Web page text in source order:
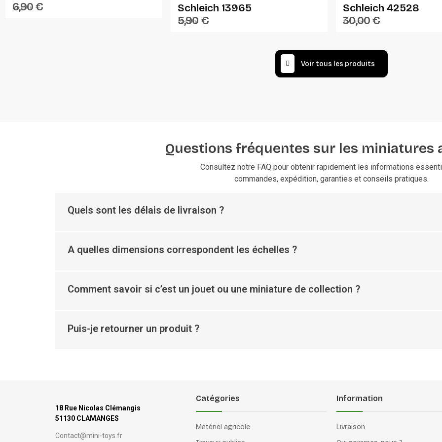
SCHLEICH
6,90 €
Schleich 13965
SCHLEICH
5,90 €
Schleich 42528
SCHLEICH
30,00 €
Voir tous les produits
Questions fréquentes sur les miniatures
Consultez notre FAQ pour obtenir rapidement les informations
commandes, expédition, garanties et conseils pratiques.
Quels sont les délais de livraison ?
A quelles dimensions correspondent les échelles ?
Comment savoir si c’est un jouet ou une miniature de collection ?
Puis-je retourner un produit ?
18 Rue Nicolas Clémangis
51130 CLAMANGES
Contact@mini-toys.fr
Catégories
Matériel agricole
Information
Livraison